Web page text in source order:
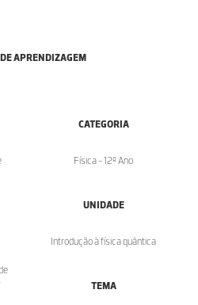
APRENDIZAGEM
CATEGORIA
Física - 12º Ano
UNIDADE
Introdução à física quântica
TEMA